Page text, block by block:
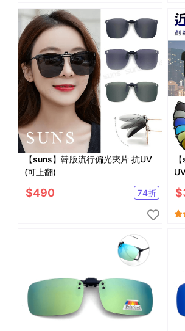
【suns】韓版流行偏光夾片 抗UV
(可上翻)
$490 74折 $